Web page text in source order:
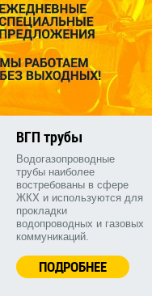
ВГП трубы
Водогазопроводные
трубы наиболее
востребованы в сфере
ЖКХ и используются для
прокладки
водопроводных и газовых
коммуникаций.
ПОДРОБНЕЕ